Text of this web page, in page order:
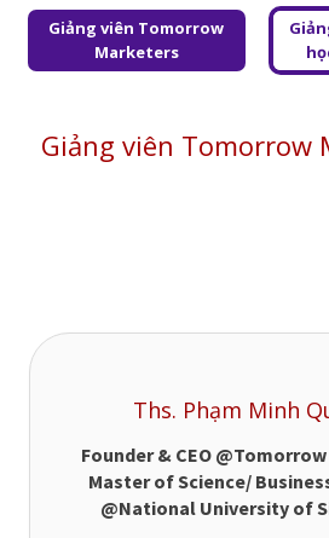
Giảng viên Tomorrow
Marketers
Giảng viên Tomorrow
Ths. Phạm Minh
Founder & CEO
Master of Science/
@National University of